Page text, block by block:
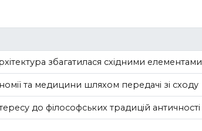
збагатилася східними елементами
та медицини шляхом передачі зі сходу
до філософських традицій античності